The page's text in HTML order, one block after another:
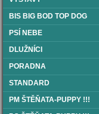
BIS BIG BOD TOP DOG
PSÍ NEBE
DLUŽNÍCI
PORADNA
STANDARD
PM ŠTĚŇATA-PUPPY !!!